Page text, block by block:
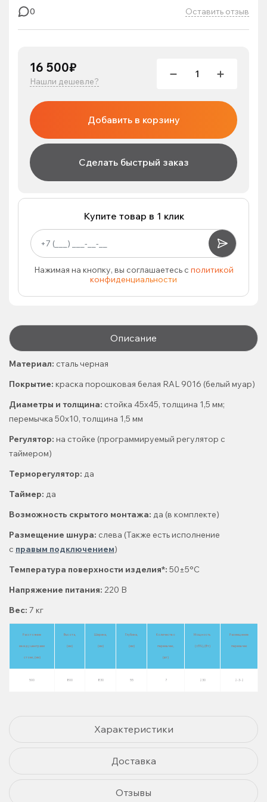
0 Оставить отзыв
16 500₽
Нашли дешевле?
Добавить в корзину
Сделать быстрый заказ
Купите товар в 1 клик
Нажимая на кнопку, вы соглашаетесь с политикой
конфиденциальности
Описание
Материал: сталь черная
Покрытие: краска порошковая белая RAL 9016 (белый муар)
Диаметры и толщина: стойка 45х45, толщина 1,5 мм;
перемычка 50х10, толщина 1,5 мм
Регулятор: на стойке (программируемый регулятор с
таймером)
Терморегулятор: да
Таймер: да
Возможность скрытого монтажа: да (в комплекте)
Размещение шнура: слева (Также есть исполнение
с правым подключением)
Температура поверхности изделия*: 50±5°C
Напряжение питания: 220 В
Вес: 7 кг
Расстояние
между центрами
стоек, (мм)
Высота,
(мм)
Ширина,
(мм)
Глубина,
(мм)
Количество
перемычек,
(шт)
Мощность
(±5%), (Вт)
Размещение
перемычек
500 800 830 55 7 230 2-3-2
Характеристики
Доставка
Отзывы